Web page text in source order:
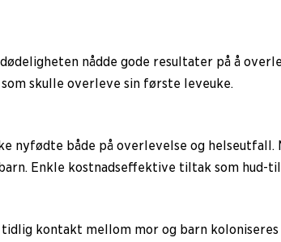
nådde gode resultater på å
skulle overleve sin første leveuke.
nyfødte både på overlevelse og
Enkle kostnadseffektive tiltak som
kontakt mellom mor og barn